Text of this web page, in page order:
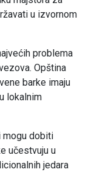
u izvornom
problema
Opština
barke imaju
lokalnim
mogu dobiti
učestvuju u
jedara